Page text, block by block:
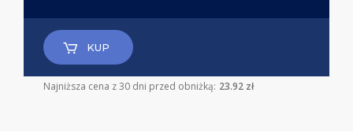
KUP
Najniższa cena z 30 dni przed obniżką: 23.92 zł